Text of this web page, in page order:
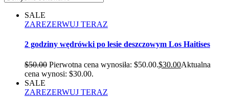
SALE
ZAREZERWUJ TERAZ
2 godziny wędrówki po lesie deszczowym Los Haitises
$50.00 Pierwotna cena wynosiła: $50.00.$30.00Aktualna
cena wynosi: $30.00.
SALE
ZAREZERWUJ TERAZ